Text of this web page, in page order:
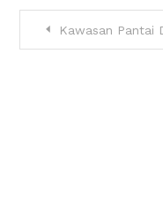
Kawasan Pantai Damai